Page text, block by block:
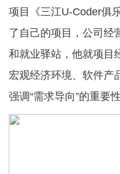
项目《三江U-Coder俱
了自己的项目，公司经
和就业驿站，他就项目
宏观经济环境、软件产
强调“需求导向”的重要性